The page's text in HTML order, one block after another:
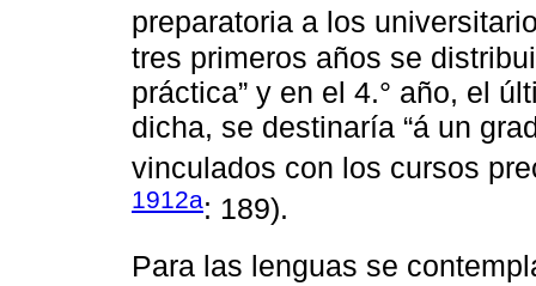
preparatoria a los
tres primeros años se
práctica” y en el 4.° año, el
dicha, se destinaría “á un
vinculados con los cursos
1912a: 189).
Para las lenguas se